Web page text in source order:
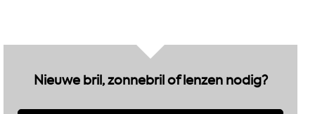
Nieuwe bril, zonnebril of lenzen nodig?